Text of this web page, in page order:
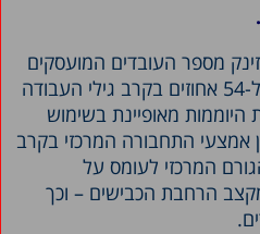
מספר העובדים המועסקים
מחוץ ליישוב מגוריהם מ-42 ל-54 אחוזים בקרב גילי העבודה
התרחבות היוממות מאופיינת בשימוש
אמצעי התחבורה המרכזי בקרב
המרכזי לעומס על
הרחבת הכבישים – וכך